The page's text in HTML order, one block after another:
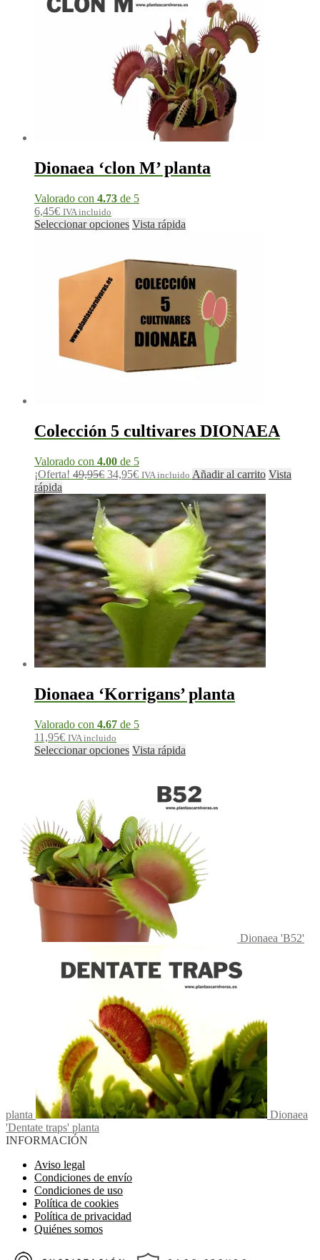
Dionaea ‘clon M’ planta
Valorado con 4.73 de 5
6,45€ IVA incluido
Seleccionar opciones Vista rápida
Colección 5 cultivares DIONAEA
Valorado con 4.00 de 5
¡Oferta! 49,95€ 34,95€ IVA incluido Añadir al carrito Vista
rápida
Dionaea ‘Korrigans’ planta
Valorado con 4.67 de 5
11,95€ IVA incluido
Seleccionar opciones Vista rápida
Dionaea 'B52'
planta
Dionaea
'Dentate traps' planta
INFORMACIÓN
Aviso legal
Condiciones de envío
Condiciones de uso
Política de cookies
Política de privacidad
Quiénes somos